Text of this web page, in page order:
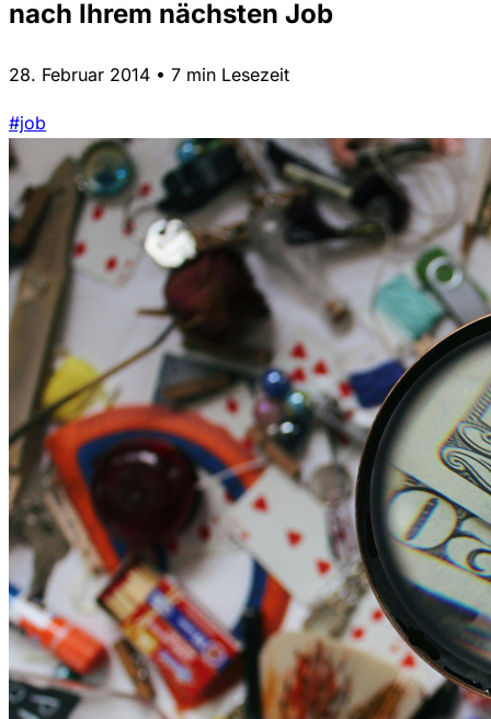
nach Ihrem nächsten Job
28. Februar 2014 • 7 min Lesezeit
#job